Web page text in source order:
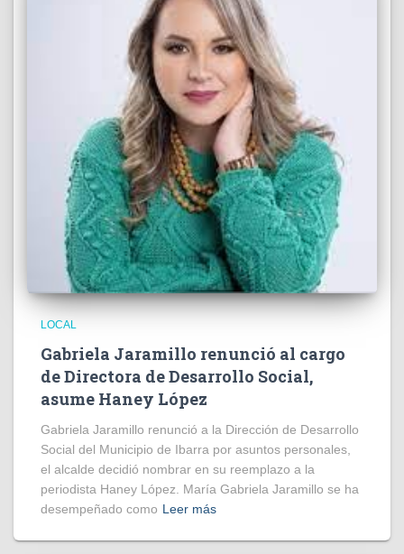
LOCAL
Gabriela Jaramillo renunció al cargo
de Directora de Desarrollo Social,
asume Haney López
Gabriela Jaramillo renunció a la Dirección de Desarrollo
Social del Municipio de Ibarra por asuntos personales,
el alcalde decidió nombrar en su reemplazo a la
periodista Haney López. María Gabriela Jaramillo se ha
desempeñado como Leer más